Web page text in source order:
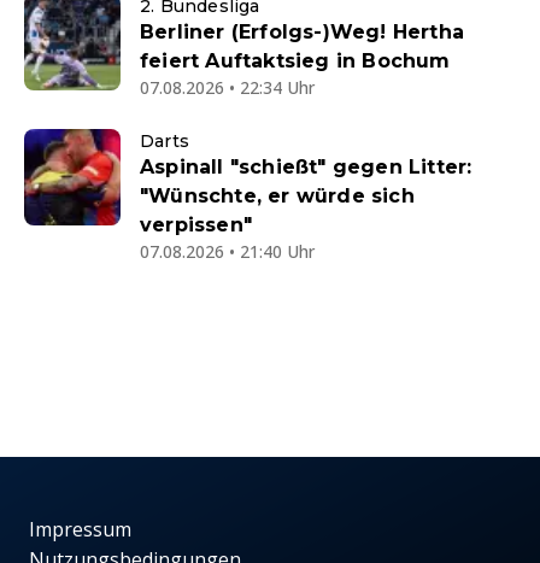
2. Bundesliga
Berliner (Erfolgs-)Weg! Hertha
feiert Auftaktsieg in Bochum
07.08.2026 • 22:34 Uhr
Darts
Aspinall "schießt" gegen Litter:
"Wünschte, er würde sich
verpissen"
07.08.2026 • 21:40 Uhr
Impressum